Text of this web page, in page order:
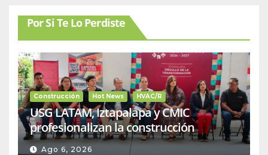
Por Si Te Lo Perdiste
Construcción Hot News HVAC/R
USG LATAM, Iztapalapa y CMIC
profesionalizan la construcción
Ago 6, 2026